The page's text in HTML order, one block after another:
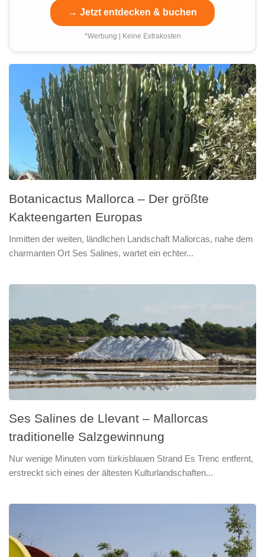
→ Jetzt entdecken & buchen
*Werbung | Keine Extrakosten
Botanicactus Mallorca – Der größte
Kakteengarten Europas
Inmitten der weiten, ländlichen Landschaft Mallorcas, nahe dem
charmanten Ort Ses Salines, wartet ein echter...
Ses Salines de Llevant – Mallorcas
traditionelle Salzgewinnung
Nur wenige Minuten vom türkisblauen Strand Es Trenc entfernt,
erstreckt sich eines der ältesten Kulturlandschaften...